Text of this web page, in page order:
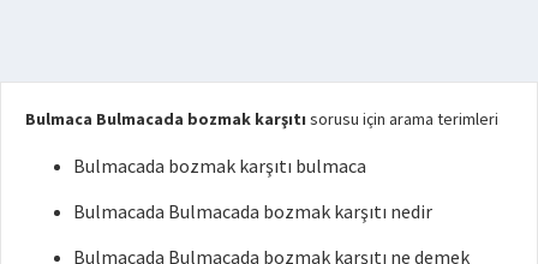
Bulmaca Bulmacada bozmak karşıtı sorusu için arama terimleri
Bulmacada bozmak karşıtı bulmaca
Bulmacada Bulmacada bozmak karşıtı nedir
Bulmacada Bulmacada bozmak karşıtı ne demek